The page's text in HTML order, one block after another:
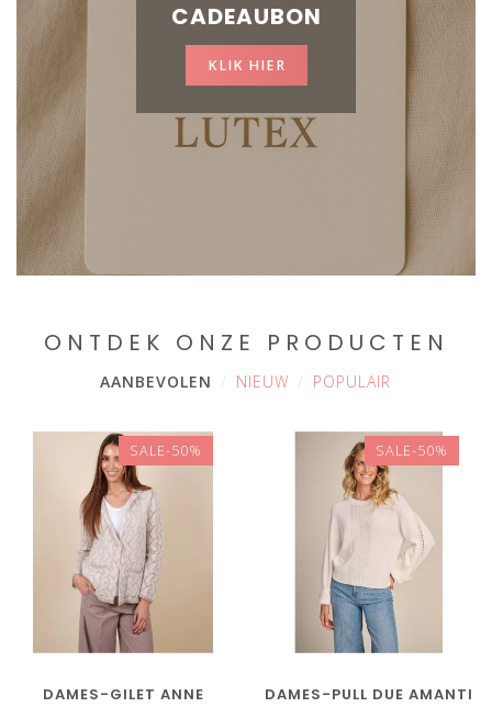
CADEAUBON
KLIK HIER
ONTDEK ONZE PRODUCTEN
AANBEVOLEN NIEUW POPULAIR
SALE-50%
DAMES-GILET ANNE
SALE-50%
DAMES-PULL DUE AMANTI